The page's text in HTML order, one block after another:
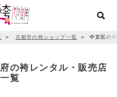
＞ 京都市の袴ショップ一覧 ＞ 中京区の
の袴レンタル・販売店
覧